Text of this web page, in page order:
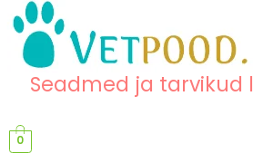
content
content
Seadmed ja tarvikud
0